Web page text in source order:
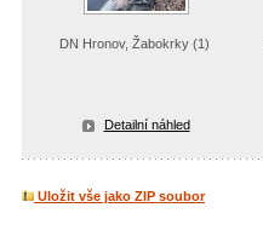
DN Hronov, Žabokrky (1)
Detailní náhled
Uložit vše jako ZIP soubor